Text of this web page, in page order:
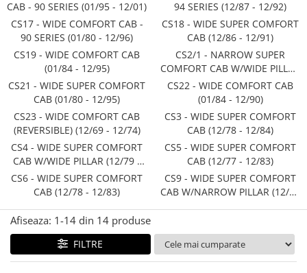
Joja de ulei
Chiulasa
Supape de admisie
Supape de evacuare
Culbutor, tija, tachet
Ghidaj pentru supapa
Pene si garnituri pentru supape
Distributie
Ax cu came si inel, garnituri,
obturator
Evacuare si admisie
Capac toba esapament
Galerie evacuare
Cot si suport esapament
Contactoare electrice
Directie
Caseta directie
Bieleta directie
Brate si parghii
Butuc si piese conexe
Cilindru de direcţie si piese conexe
Directie astistata, kit servo
Fuzeta si piese conexe
Rotule si bare
Bare directie
Filtre
Filtru de aer
Mufa bec H4
Mufa bec H7
Becuri bord
Becuri martor bord
Reparatii caroserie
Lacuri auto
Silicon parbriz, caroserie
Diluanti, degresanti
Vopsele
Chituri auto
Abrazive
Pinioane mig
Lanturi pentru mig
Axiali cu bile
Radiali oscilanti cu role butoi pe
doua randuri
Radial-axiali cu role conice pe un
Radial-axial cu bile
Bucse cu ace
Mc Cormick
Iseki
Zetor
Claas / Renault
UTB
Armatrac
Dongfeng
LS Mtron
Massey Ferguson
Zmaj
Mecanica Ceahlau
Taarup
Kverneland
Howard
Niemeyer
Gallignani
John Deere
Vogel & Noot
SIP
Berko
CAB - 90 SERIES (01/95 - 12/01)
94 SERIES (12/87 - 12/92)
CS17 - WIDE COMFORT CAB -
90 SERIES (01/80 - 12/96)
CS18 - WIDE SUPER COMFORT
CAB (12/86 - 12/91)
CS19 - WIDE COMFORT CAB
(01/84 - 12/95)
CS2/1 - NARROW SUPER
COMFORT CAB W/WIDE PILLAR
(12/78 - 12/83)
CS21 - WIDE SUPER COMFORT
CAB (01/80 - 12/95)
CS22 - WIDE COMFORT CAB
(01/84 - 12/90)
CS23 - WIDE COMFORT CAB
(REVERSIBLE) (12/69 - 12/74)
CS3 - WIDE SUPER COMFORT
CAB (12/78 - 12/84)
CS4 - WIDE SUPER COMFORT
CAB W/WIDE PILLAR (12/79 -
12/84)
CS5 - WIDE SUPER COMFORT
CAB (12/77 - 12/83)
CS6 - WIDE SUPER COMFORT
CAB (12/78 - 12/83)
CS9 - WIDE SUPER COMFORT
CAB W/NARROW PILLAR (12/79
Afiseaza: 1-14 din 14 produse
FILTRE